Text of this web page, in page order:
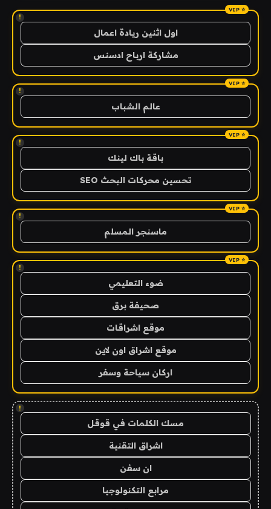
!
اول اثنين ريادة اعمال
مشاركة ارباح ادسنس
!
عالم الشباب
!
باقة باك لينك
تحسين محركات البحث SEO
!
ماسنجر المسلم
!
ضوء التعليمي
صحيفة برق
موقع اشراقات
موقع اشراق اون لاين
اركان سياحة وسفر
!
مسك الكلمات في قوقل
اشراق التقنية
ان سفن
مرابع التكنولوجيا